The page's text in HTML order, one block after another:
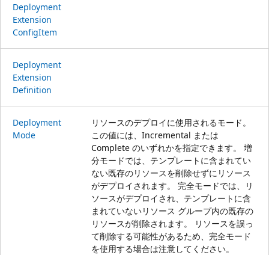
Deployment
Extension
ConfigItem
Deployment
Extension
Definition
Deployment
Mode
リソースのデプロイに使用されるモード。
この値には、Incremental または
Complete のいずれかを指定できます。 増
分モードでは、テンプレートに含まれてい
ない既存のリソースを削除せずにリソース
がデプロイされます。 完全モードでは、リ
ソースがデプロイされ、テンプレートに含
まれていないリソース グループ内の既存の
リソースが削除されます。 リソースを誤っ
て削除する可能性があるため、完全モード
を使用する場合は注意してください。